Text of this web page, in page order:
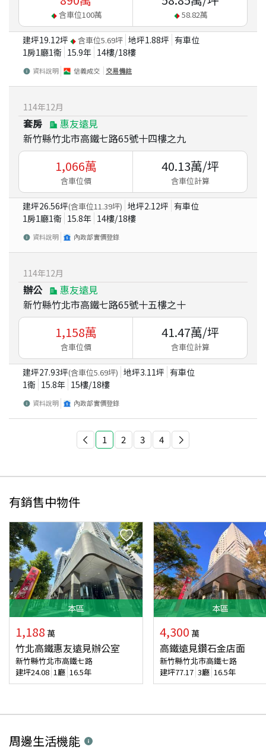
含車位100萬 58.82萬
建坪19.12坪 含車位5.69坪 地坪1.88坪 有車位
1房1廳1衛 15.9年 14樓/18樓
資料說明 信義成交 交易備註
114年12月
套房
惠友遠見
新竹縣竹北市高鐵七路65號十四樓之九
1,066萬
含車位價
40.13萬/坪
含車位計算
建坪26.56坪(含車位11.39坪) 地坪2.12坪 有車位
1房1廳1衛 15.8年 14樓/18樓
資料說明 內政部實價登錄
114年12月
辦公
惠友遠見
新竹縣竹北市高鐵七路65號十五樓之十
1,158萬
含車位價
41.47萬/坪
含車位計算
建坪27.93坪(含車位5.69坪) 地坪3.11坪 有車位
1衛 15.8年 15樓/18樓
資料說明 內政部實價登錄
1 2 3 4
有銷售中物件
本區
1,188 萬
竹北高鐵惠友遠見辦公室
新竹縣竹北市高鐵七路
建坪24.08 1廳 16.5年
本區
4,300 萬
高鐵遠見鑽石金店面
新竹縣竹北市高鐵七路
建坪77.17 3廳 16.5年
周邊生活機能